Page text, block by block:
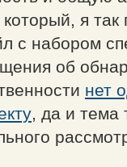
который, я
с набором
об
нет
, да и тема